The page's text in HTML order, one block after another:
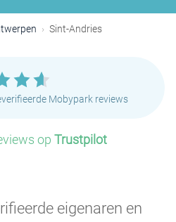
Sint-Andries
Mobypark reviews
op Trustpilot
eigenaren en